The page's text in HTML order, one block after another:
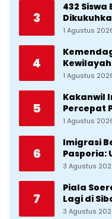
3
432
Cetak
1 Agustus
4
1 Agustus
5
Kakanwil
Percepat
Imigrasi
1 Agustus
6
Imigrasi
Pasporia:
3 Agustus
7
Piala
Lagi di
3 Agustus